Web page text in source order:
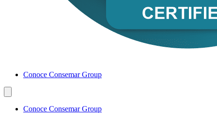
Conoce Consemar Group
Conoce Consemar Group